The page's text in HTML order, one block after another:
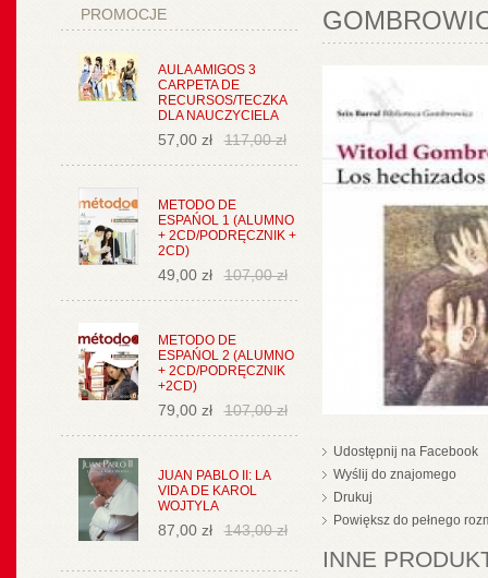
PROMOCJE
AULA AMIGOS 3
CARPETA DE
RECURSOS/TECZKA
DLA NAUCZYCIELA
57,00 zł 117,00 zł
METODO DE
ESPAŃOL 1 (ALUMNO
+ 2CD/PODRĘCZNIK +
2CD)
49,00 zł 107,00 zł
METODO DE
ESPAŃOL 2 (ALUMNO
+ 2CD/PODRĘCZNIK
+2CD)
79,00 zł 107,00 zł
JUAN PABLO II: LA
VIDA DE KAROL
WOJTYLA
87,00 zł 143,00 zł
Udostępnij na Facebook
Wyślij do znajomego
Drukuj
Powiększ do pełnego
INNE